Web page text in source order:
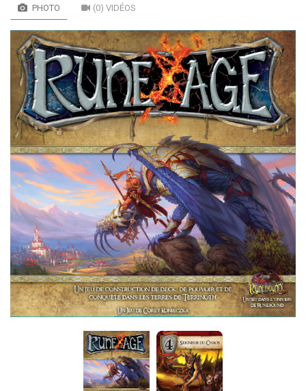
PHOTO (0) VIDÉOS